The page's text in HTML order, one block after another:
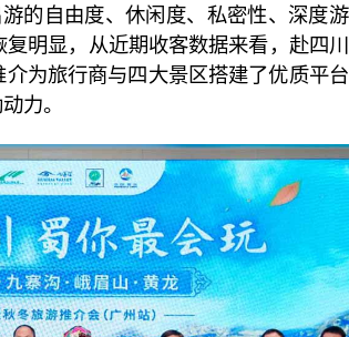
的自由度、休闲度、私密性、深度
明显，从近期收客数据来看，赴四
为旅行商与四大景区搭建了优质平
力。